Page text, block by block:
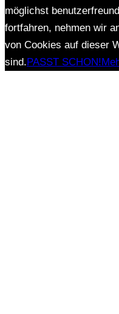
möglichst
fortfahren, nehmen wir
von Cookies auf dieser
sind.PASST SCHON!